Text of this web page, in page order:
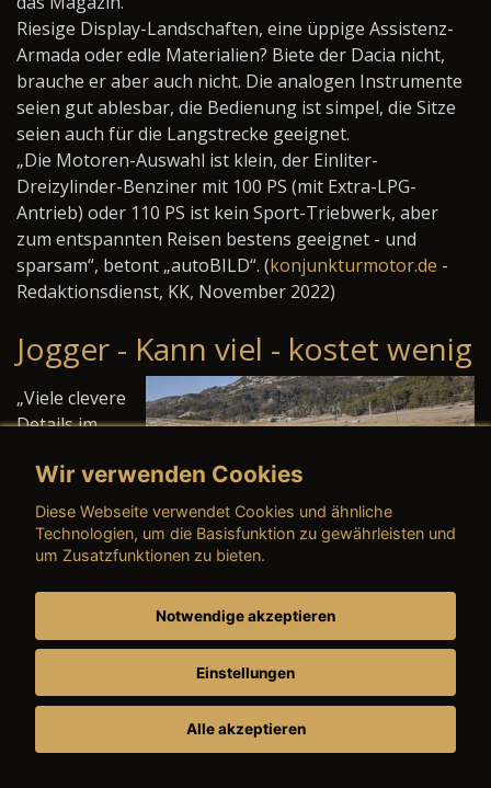
Riesige Display-Landschaften, eine üppige Assistenz-
Armada oder edle Materialien? Biete der Dacia nicht,
brauche er aber auch nicht. Die analogen Instrumente
seien gut ablesbar, die Bedienung ist simpel, die Sitze
seien auch für die Langstrecke geeignet.
„Die Motoren-Auswahl ist klein, der Einliter-
Dreizylinder-Benziner mit 100 PS (mit Extra-LPG-
Antrieb) oder 110 PS ist kein Sport-Triebwerk, aber
zum entspannten Reisen bestens geeignet - und
sparsam“, betont „autoBILD“. (konjunkturmotor.de -
Redaktionsdienst, KK, November 2022)
Jogger - Kann viel - kostet wenig
„Viele clevere
Details im
große
Reichweite
dank
zusätzlichem
Reiseauto“. So lautet das Fazit von „autoBILD“
(Ausgabe 36/2022) für den Dacia Jogger, der seit
Sommer als Dauertest-Wagen im Einsatz ist.
Teils Minivan, teils SUV, teils Kombi und das alles für
unter 22.000 Euro, das klappe tatsächlich. Der
Wir verwenden Cookies
Diese Webseite verwendet Cookies und ähnliche
Technologien, um die Basisfunktion zu gewährleisten und
um Zusatzfunktionen zu bieten.
Notwendige akzeptieren
Einstellungen
Alle akzeptieren